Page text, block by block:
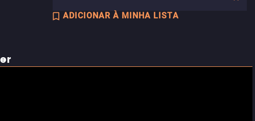
ADICIONAR À MINHA LISTA